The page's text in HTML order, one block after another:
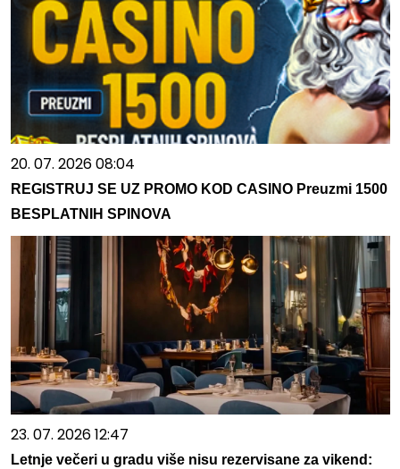
20. 07. 2026 08:04
REGISTRUJ SE UZ PROMO KOD CASINO Preuzmi 1500
BESPLATNIH SPINOVA
23. 07. 2026 12:47
Letnje večeri u gradu više nisu rezervisane za vikend: